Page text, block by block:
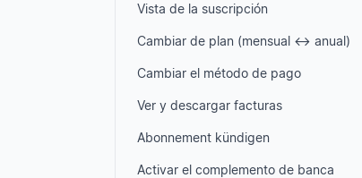
Vista de la suscripción
Cambiar de plan (mensual ↔ anual)
Cambiar el método de pago
Ver y descargar facturas
Abonnement kündigen
Activar el complemento de banca